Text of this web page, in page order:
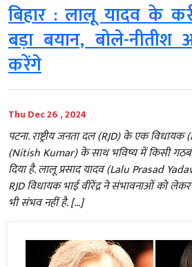
बिहार : लालू यादव के
बड़ा बयान, बोले-नीतीश
करेंगे
Thu Dec 26 , 2024
पटना. राष्ट्रीय जनता दल (RJD) के एक
(Nitish Kumar) के साथ भविष्य में किसी
दिया है. लालू प्रसाद यादव (Lalu Prasad
RJD विधायक भाई वीरेंद्र ने संभावनाओं को
भी संभव नहीं है. […]